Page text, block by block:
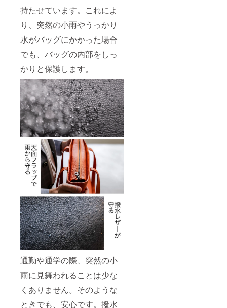
持たせています。これによ
り、突然の小雨やうっかり
水がバッグにかかった場合
でも、バッグの内部をしっ
かりと保護します。
通勤や通学の際、突然の小
雨に見舞われることは少な
くありません。そのような
ときでも、安心です。撥水